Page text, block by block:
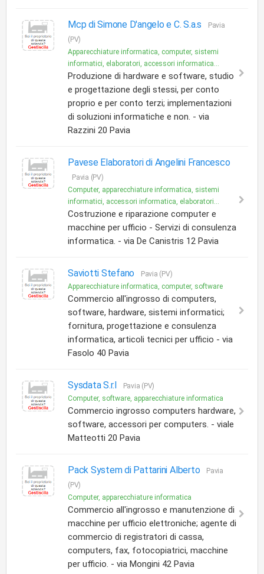
Mcp di Simone D'angelo e C. S.a.s
Pavia
(PV)
Apparecchiature informatica, computer, sistemi
informatici, elaboratori, accessori informatica...
Produzione di hardware e software, studio
e progettazione degli stessi, per conto
proprio e per conto terzi; implementazioni
di soluzioni informatiche e non. - via
Razzini 20 Pavia
Pavese Elaboratori di Angelini Francesco
Pavia (PV)
Computer, apparecchiature informatica, sistemi
informatici, accessori informatica, elaboratori...
Costruzione e riparazione computer e
macchine per ufficio - Servizi di consulenza
informatica. - via De Canistris 12 Pavia
Saviotti Stefano
Pavia (PV)
Apparecchiature informatica, computer, software
Commercio all'ingrosso di computers,
software, hardware, sistemi informatici;
fornitura, progettazione e consulenza
informatica, articoli tecnici per ufficio - via
Fasolo 40 Pavia
Sysdata S.r.l
Pavia (PV)
Computer, software, apparecchiature informatica
Commercio ingrosso computers hardware,
software, accessori per computers. - viale
Matteotti 20 Pavia
Pack System di Pattarini Alberto
Pavia
(PV)
Computer, apparecchiature informatica
Commercio all'ingrosso e manutenzione di
macchine per ufficio elettroniche; agente di
commercio di registratori di cassa,
computers, fax, fotocopiatrici, macchine
per ufficio. - via Mongini 42 Pavia